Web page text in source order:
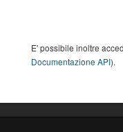
E' possibile inoltre
Documentazione API).